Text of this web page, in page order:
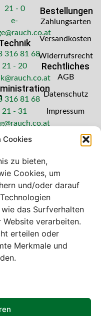
Cookies
zu bieten,
Cookies, um
und/oder darauf
das Surfverhalten
verarbeiten.
erteilen oder
Merkmale und
21 - 0
e-
316 81 68
21 - 20
316 81 68
21 - 31
Bestellungen
Zahlungsarten
Versandkosten
Widerrufsrecht
Rechtliches
AGB
Datenschutz
Impressum
es sich um
Österreich für Waagen,
Zerstäubungstechnik
GmbH richten sich
Kommunen usw. aus